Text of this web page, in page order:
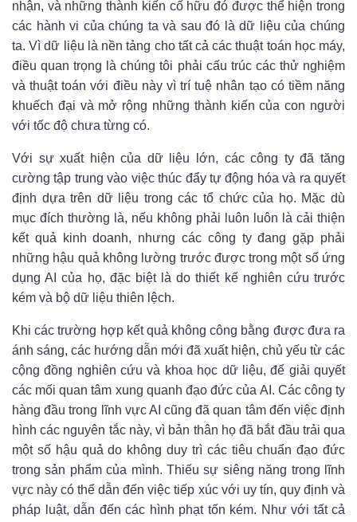
nhận, và những thành kiến ​​cố hữu đó được thể hiện trong
các hành vi của chúng ta và sau đó là dữ liệu của chúng
ta. Vì dữ liệu là nền tảng cho tất cả các thuật toán học máy,
điều quan trọng là chúng tôi phải cấu trúc các thử nghiệm
và thuật toán với điều này vì trí tuệ nhân tạo có tiềm năng
khuếch đại và mở rộng những thành kiến ​​của con người
với tốc độ chưa từng có.
Với sự xuất hiện của dữ liệu lớn, các công ty đã tăng
cường tập trung vào việc thúc đẩy tự động hóa và ra quyết
định dựa trên dữ liệu trong các tổ chức của họ. Mặc dù
mục đích thường là, nếu không phải luôn luôn là cải thiện
kết quả kinh doanh, nhưng các công ty đang gặp phải
những hậu quả không lường trước được trong một số ứng
dụng AI của họ, đặc biệt là do thiết kế nghiên cứu trước
kém và bộ dữ liệu thiên lệch.
Khi các trường hợp kết quả không công bằng được đưa ra
ánh sáng, các hướng dẫn mới đã xuất hiện, chủ yếu từ các
cộng đồng nghiên cứu và khoa học dữ liệu, để giải quyết
các mối quan tâm xung quanh đạo đức của AI. Các công ty
hàng đầu trong lĩnh vực AI cũng đã quan tâm đến việc định
hình các nguyên tắc này, vì bản thân họ đã bắt đầu trải qua
một số hậu quả do không duy trì các tiêu chuẩn đạo đức
trong sản phẩm của mình. Thiếu sự siêng năng trong lĩnh
vực này có thể dẫn đến việc tiếp xúc với uy tín, quy định và
pháp luật, dẫn đến các hình phạt tốn kém. Như với tất cả